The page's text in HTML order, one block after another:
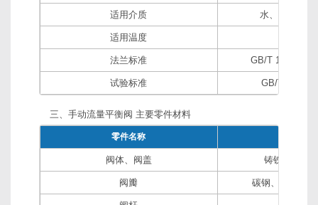
适用介质 水、油等非腐
适用温度
法兰标准 GB/T 17241.6
试验标准 GB/T 13927
三、手动流量平衡阀 主要零件材料
零件名称
阀体、阀盖 铸铁、铸钢
阀瓣 碳钢、铬不锈